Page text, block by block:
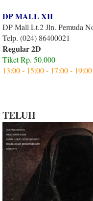
DP MALL XII
DP Mall Lt.2 Jln. Pemuda
Telp. (024) 86400021
Regular 2D
Tiket Rp. 50.000
13:00 - 15:00 - 17:00 - 19:00
TELUH